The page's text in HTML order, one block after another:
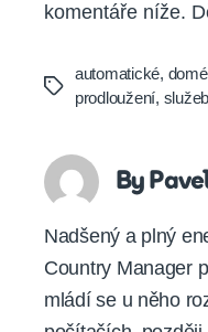
komentáře níže.
Tags
automatické,
prodloužení, služeb
By
Nadšený a plný
Country Manager
mládí se u něho